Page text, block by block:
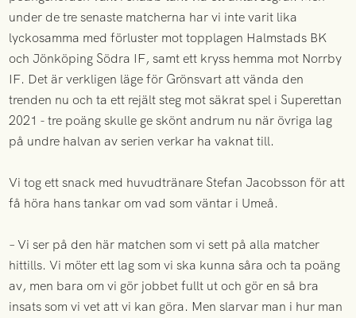
under de tre senaste matcherna har vi inte varit lika
lyckosamma med förluster mot topplagen Halmstads BK
och Jönköping Södra IF, samt ett kryss hemma mot Norrby
IF. Det är verkligen läge för Grönsvart att vända den
trenden nu och ta ett rejält steg mot säkrat spel i Superettan
2021 - tre poäng skulle ge skönt andrum nu när övriga lag
på undre halvan av serien verkar ha vaknat till.
Vi tog ett snack med huvudtränare Stefan Jacobsson för att
få höra hans tankar om vad som väntar i Umeå.
– Vi ser på den här matchen som vi sett på alla matcher
hittills. Vi möter ett lag som vi ska kunna såra och ta poäng
av, men bara om vi gör jobbet fullt ut och gör en så bra
insats som vi vet att vi kan göra. Men slarvar man i hur man